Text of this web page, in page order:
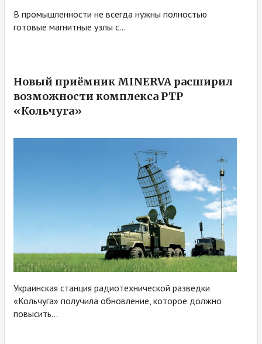
В промышленности не всегда нужны полностью
готовые магнитные узлы с...
Новый приёмник MINERVA расширил
возможности комплекса РТР
«Кольчуга»
Украинская станция радиотехнической разведки
«Кольчуга» получила обновление, которое должно
повысить...